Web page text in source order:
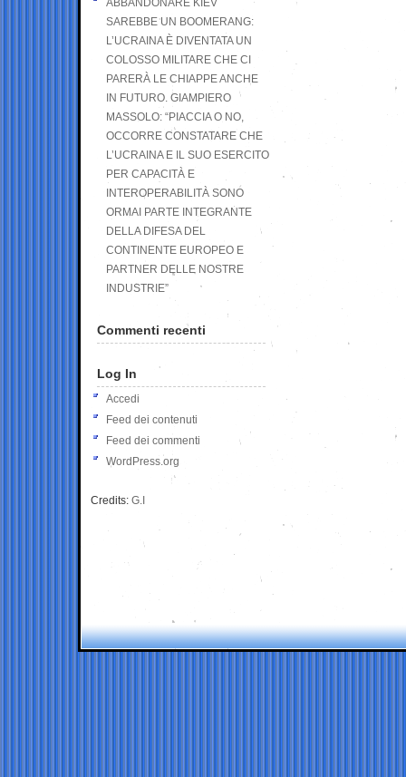
ABBANDONARE KIEV
SAREBBE UN BOOMERANG:
L’UCRAINA È DIVENTATA UN
COLOSSO MILITARE CHE CI
PARERÀ LE CHIAPPE ANCHE
IN FUTURO. GIAMPIERO
MASSOLO: “PIACCIA O NO,
OCCORRE CONSTATARE CHE
L’UCRAINA E IL SUO ESERCITO
PER CAPACITÀ E
INTEROPERABILITÀ SONO
ORMAI PARTE INTEGRANTE
DELLA DIFESA DEL
CONTINENTE EUROPEO E
PARTNER DELLE NOSTRE
INDUSTRIE”
Commenti recenti
Log In
Accedi
Feed dei contenuti
Feed dei commenti
WordPress.org
Credits: G.I